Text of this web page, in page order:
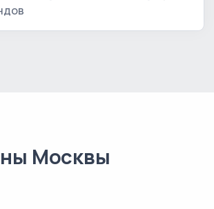
Москвы